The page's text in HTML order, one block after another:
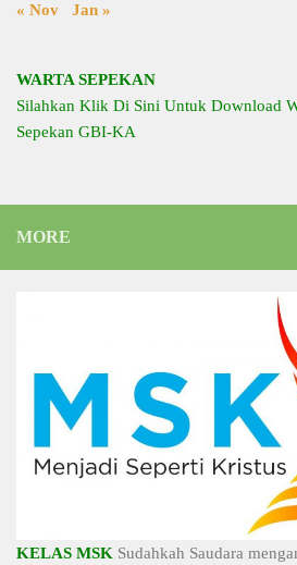
« Nov Jan »
WARTA SEPEKAN
Silahkan Klik Di Sini Untuk Download
Sepekan GBI-KA
MORE
KELAS MSK Sudahkah Saudara